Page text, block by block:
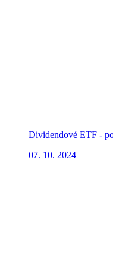
Dividendové ETF -
07. 10. 2024